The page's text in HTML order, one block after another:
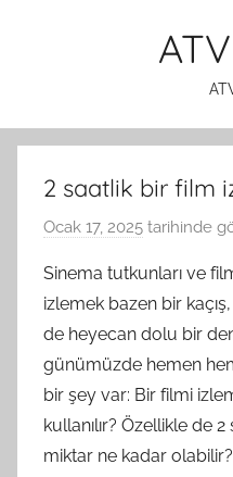
2 saatlik bir film
Ocak 17, 2025 tarihinde
Sinema tutkunları ve
izlemek bazen bir
de heyecan dolu bir
günümüzde hemen
bir şey var: Bir filmi
kullanılır? Özellikle de
miktar ne kadar olabilir?